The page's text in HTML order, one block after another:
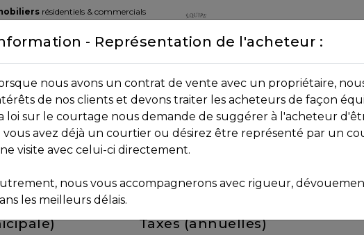
résidentiels & commercials
place d’affaire
Adèle, Québec J8B 2P7 DEPUIS 2013
Taxes (annuelles)
- Représentation de l'acheteur :
nous avons un contrat de vente avec un propriétaire,
de nos clients et devons traiter les acheteurs de façon
loi sur le courtage nous demande de suggérer à l'acheteur
vous avez déjà un courtier ou désirez être représenté par un
visite avec celui-ci directement.
nous vous accompagnerons avec rigueur,
les meilleurs délais.